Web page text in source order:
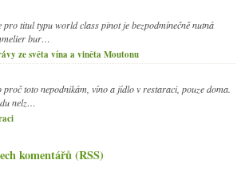
pro titul typu world class pinot je bezpodmínečně nutná
bur…
ze světa vína a viněta Moutonu
proč toto nepodnikám, víno a jídlo v restaraci, pouze doma.
nelz…
komentářů (RSS)